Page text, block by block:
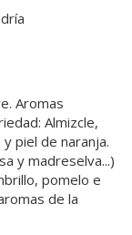
Aromas
Almizcle,
piel de naranja.
y madreselva...)
pomelo e
de la